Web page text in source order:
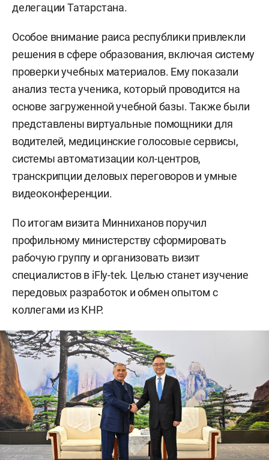
делегации Татарстана.
Особое внимание раиса республики привлекли
решения в сфере образования, включая систему
проверки учебных материалов. Ему показали
анализ теста ученика, который проводится на
основе загруженной учебной базы. Также были
представлены виртуальные помощники для
водителей, медицинские голосовые сервисы,
системы автоматизации кол-центров,
транскрипции деловых переговоров и умные
видеоконференции.
По итогам визита Минниханов поручил
профильному министерству сформировать
рабочую группу и организовать визит
специалистов в iFly-tek. Целью станет изучение
передовых разработок и обмен опытом с
коллегами из КНР.